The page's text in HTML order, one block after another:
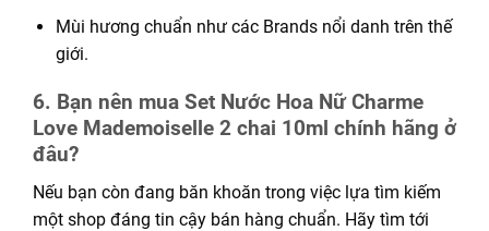
Mùi hương chuẩn như các Brands nổi danh trên thế
giới.
6. Bạn nên mua Set Nước Hoa Nữ Charme
Love Mademoiselle 2 chai 10ml chính hãng ở
đâu?
Nếu bạn còn đang băn khoăn trong việc lựa tìm kiếm
một shop đáng tin cậy bán hàng chuẩn. Hãy tìm tới